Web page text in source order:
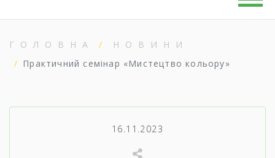
ГОЛОВНА
НОВИНИ
Практичний семінар «Мистецтво кольору»
16.11.2023